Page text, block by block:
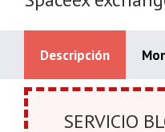
Descripción
SERVICIO